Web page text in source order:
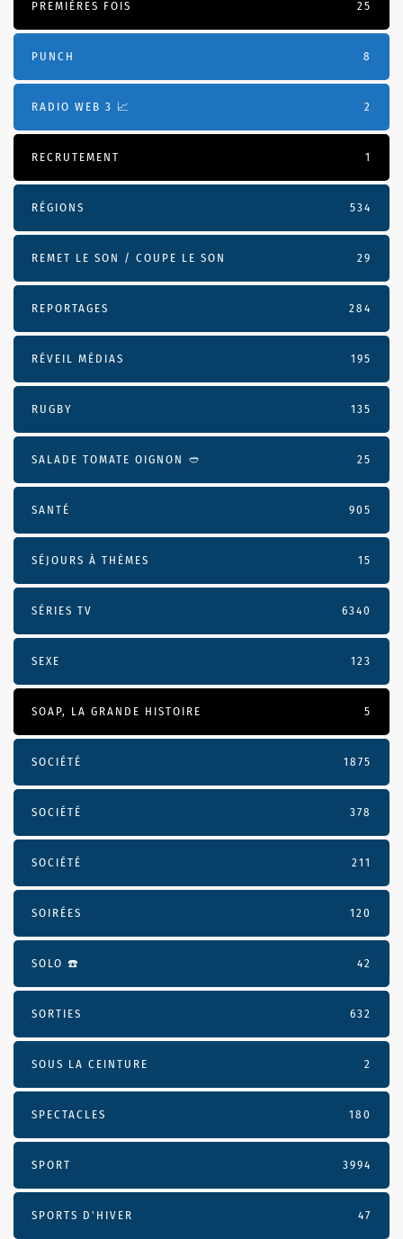
PREMIÈRES FOIS 25
PUNCH 8
RADIO WEB 3 📈 2
RECRUTEMENT 1
RÉGIONS 534
REMET LE SON / COUPE LE SON 29
REPORTAGES 284
RÉVEIL MÉDIAS 195
RUGBY 135
SALADE TOMATE OIGNON 🥙 25
SANTÉ 905
SÉJOURS À THÈMES 15
SÉRIES TV 6340
SEXE 123
SOAP, LA GRANDE HISTOIRE 5
SOCIÉTÉ 1875
SOCIÉTÉ 378
SOCIÉTÉ 211
SOIRÉES 120
SOLO ☎️ 42
SORTIES 632
SOUS LA CEINTURE 2
SPECTACLES 180
SPORT 3994
SPORTS D'HIVER 47